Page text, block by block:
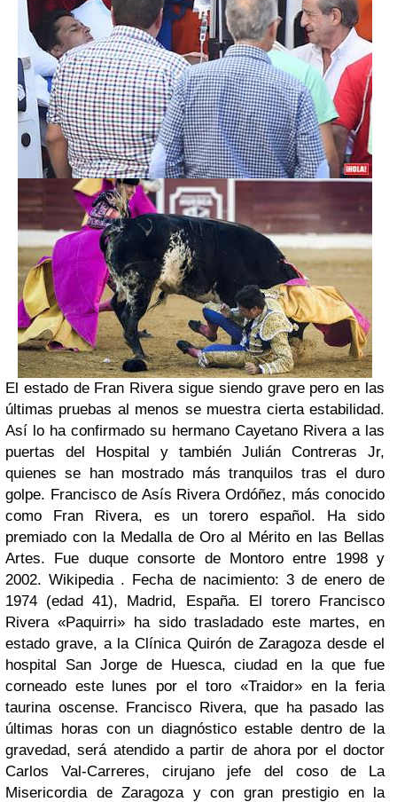
El estado de Fran Rivera sigue siendo grave pero en las
últimas pruebas al menos se muestra cierta estabilidad.
Así lo ha confirmado su hermano Cayetano Rivera a las
puertas del Hospital y también Julián Contreras Jr,
quienes se han mostrado más tranquilos tras el duro
golpe. Francisco de Asís Rivera Ordóñez, más conocido
como Fran Rivera, es un torero español. Ha sido
premiado con la Medalla de Oro al Mérito en las Bellas
Artes. Fue duque consorte de Montoro entre 1998 y
2002. Wikipedia . Fecha de nacimiento: 3 de enero de
1974 (edad 41), Madrid, España. El torero Francisco
Rivera «Paquirri» ha sido trasladado este martes, en
estado grave, a la Clínica Quirón de Zaragoza desde el
hospital San Jorge de Huesca, ciudad en la que fue
corneado este lunes por el toro «Traidor» en la feria
taurina oscense. Francisco Rivera, que ha pasado las
últimas horas con un diagnóstico estable dentro de la
gravedad, será atendido a partir de ahora por el doctor
Carlos Val-Carreres, cirujano jefe del coso de La
Misericordia de Zaragoza y con gran prestigio en la